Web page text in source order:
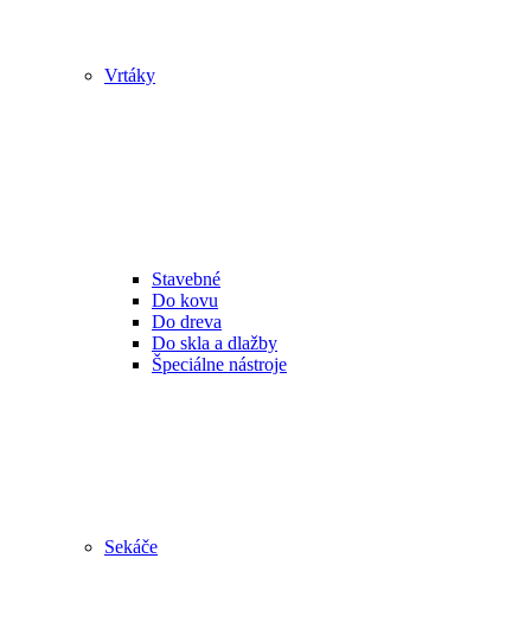
Vrtáky
Stavebné
Do kovu
Do dreva
Do skla a dlažby
Špeciálne nástroje
Sekáče